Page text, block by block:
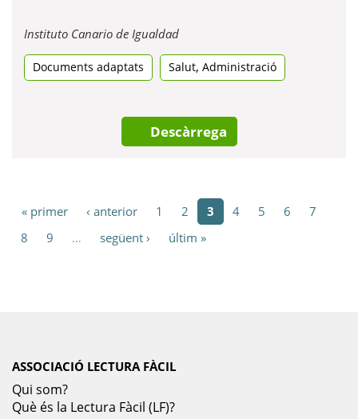
Instituto Canario de IgualdadObre
una
pestanya
Documents adaptats Salut, Administració
Descàrrega
« primer ‹ anterior 1 2 3 4 5 6
7
8
9 … següent › últim »
ASSOCIACIÓ LECTURA FÀCIL
Qui som?
Què és la Lectura Fàcil (LF)?